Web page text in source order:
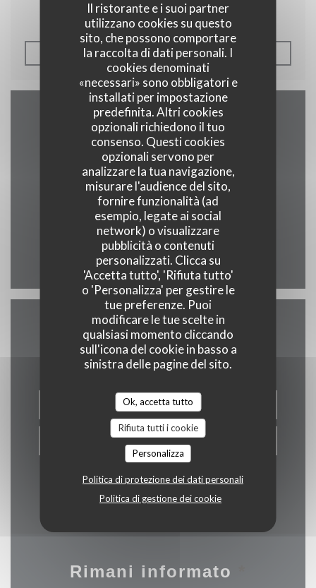
Il ristorante e i suoi partner
utilizzano cookies su questo
sito, che possono comportare
la raccolta di dati personali. I
cookies denominati
«necessari» sono obbligatori e
installati per impostazione
predefinita. Altri cookies
opzionali richiedono il tuo
consenso. Questi cookies
opzionali servono per
analizzare la tua navigazione,
misurare l'audience del sito,
fornire funzionalità (ad
esempio, legate ai social
network) o visualizzare
pubblicità o contenuti
personalizzati. Clicca su
'Accetta tutto', 'Rifiuta tutto'
o 'Personalizza' per gestire le
tue preferenze. Puoi
modificare le tue scelte in
qualsiasi momento cliccando
sull'icona del cookie in basso a
sinistra delle pagine del sito.
Ok, accetta tutto
Rifiuta tutti i cookie
Personalizza
Politica di protezione dei dati personali
Politica di gestione dei cookie
LEGGI L'ARTICOLO((APRE UNA NUOVA
Contattaci
2 rue alphonse callais 76480 jumieges
02 35 37 24 16
Facebook ((apre una nuova
Contattaci
PRENOTA
PRIVATIZZAZIONE
Rimani informato